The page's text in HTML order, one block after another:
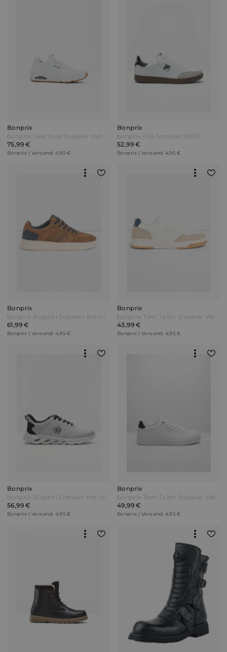
Bonprix
bonprix Skechers Sneaker mit Memory Foam Weiß
75,99 €
Bonprix | Versand: 4,95 €
Bonprix
bonprix Fila Sneaker Weiß
52,99 €
Bonprix | Versand: 4,95 €
Bonprix
bonprix Bugatti Sneaker Braun
61,99 €
Bonprix | Versand: 4,95 €
Bonprix
bonprix Tom Tailor Sneaker Weiß
43,99 €
Bonprix | Versand: 4,95 €
Bonprix
bonprix Bugatti Sneaker mit leichter Sohle Weiß
56,99 €
Bonprix | Versand: 4,95 €
Bonprix
bonprix Tom Tailor Sneaker Weiß
49,99 €
Bonprix | Versand: 4,95 €